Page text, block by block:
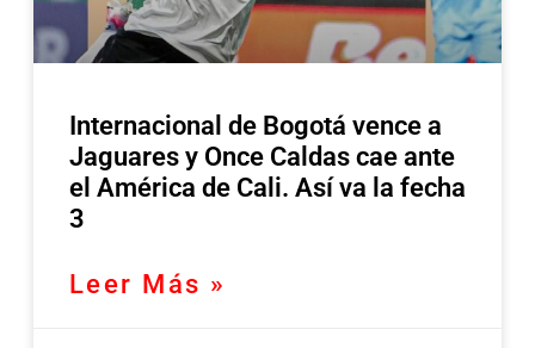
Internacional de Bogotá vence a
Jaguares y Once Caldas cae ante
el América de Cali. Así va la fecha
3
Leer Más »